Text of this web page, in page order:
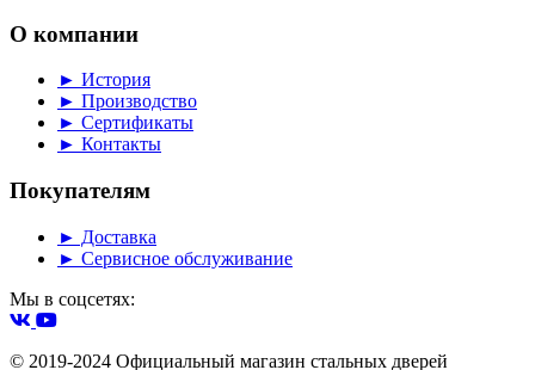
О компании
► История
► Производство
► Сертификаты
► Контакты
Покупателям
► Доставка
► Сервисное обслуживание
Мы в соцсетях:
© 2019-2024 Официальный магазин стальных дверей